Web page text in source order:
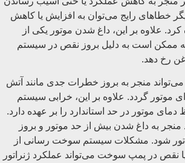
خطاهای رایج می‌توان به افزایش یا کاهش
علاوه بر این، داغ شدن موتور یکی از
است به دلیل بروز نقص در سیستم
رخ دهد.
منجر به بروز خطرات جدی مانند آتش‌
موتور گردد. علاوه بر این، خرابی سیستم
موتور در حد استاندارد را بر عهده دارد.
منجر به داغ شدن بیش از حد موتور و بروز
شود. مشکلات سیستم سوخت ‌رسانی از
نقص در پمپ سوخت می‌تواند عملکرد ژنراتور